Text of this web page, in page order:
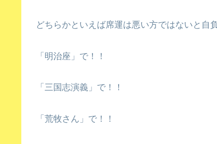
どちらかといえば席運は悪い方ではないと自
「明治座」で！！
「三国志演義」で！！
「荒牧さん」で！！